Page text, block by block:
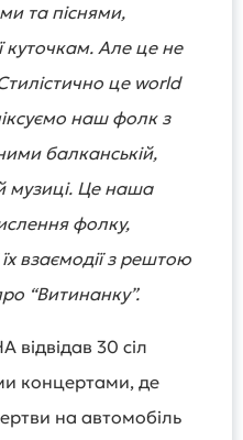
та піснями,
куточкам. Але це не
це world
наш фолк з
балканській,
музиці. Це наша
фолку,
взаємодії з рештою
“Витинанку”.
відвідав 30 сіл
концертами, де
на автомобіль